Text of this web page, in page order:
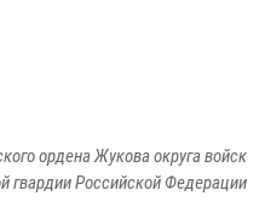
ордена Жукова округа войск
гвардии Российской Федерации